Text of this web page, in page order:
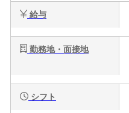
給与
勤務地・面接地
シフト